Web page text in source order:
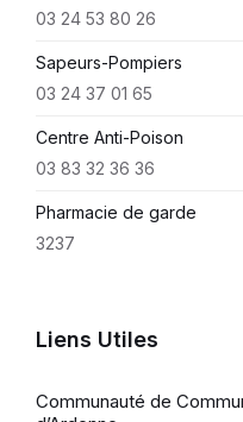
03 24 53 80 26
Sapeurs-Pompiers
03 24 37 01 65
Centre Anti-Poison
03 83 32 36 36
Pharmacie de garde
3237
Liens Utiles
Communauté de